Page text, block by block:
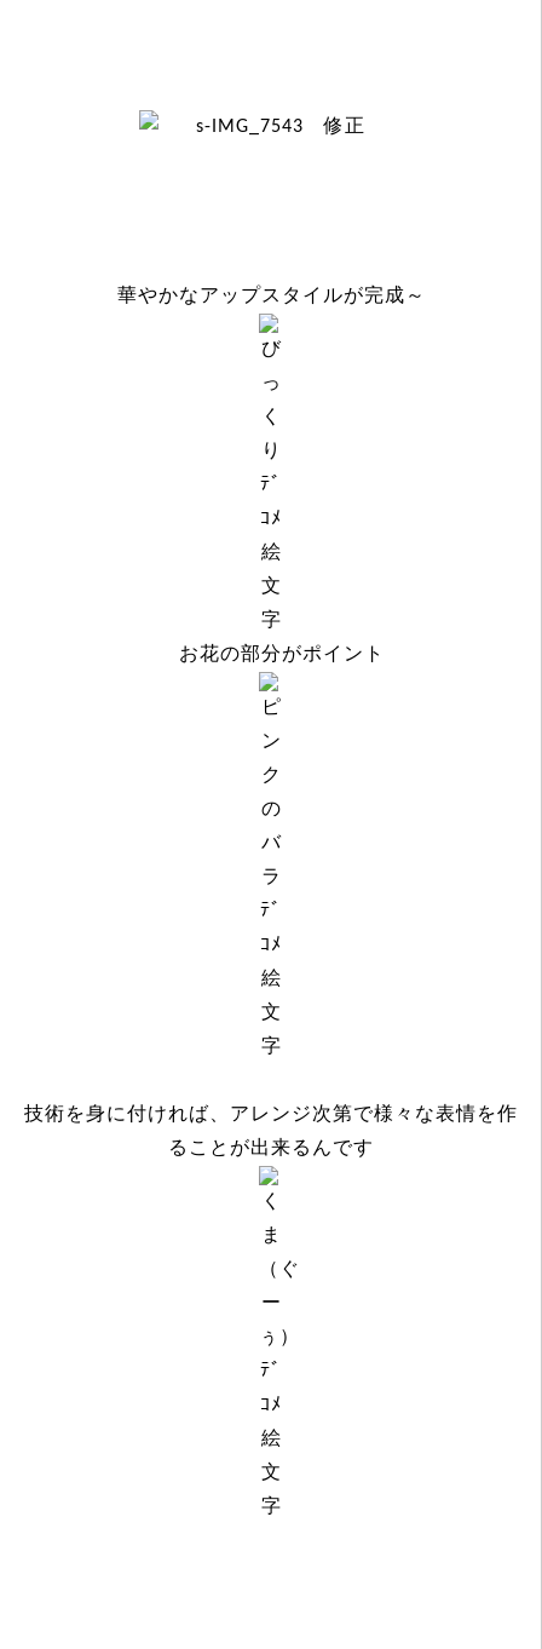
華やかなアップスタイルが完成～
お花の部分がポイント
技術を身に付ければ、アレンジ次第で様々な表情を作
ることが出来るんです